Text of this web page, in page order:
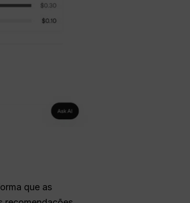
que as